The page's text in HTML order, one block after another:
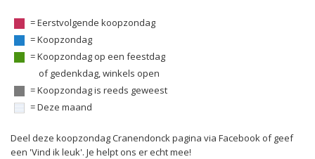
= Eerstvolgende koopzondag
= Koopzondag
= Koopzondag op een feestdag
of gedenkdag, winkels open
= Koopzondag is reeds geweest
= Deze maand
Deel deze koopzondag Cranendonck pagina via Facebook of geef
een 'Vind ik leuk'. Je helpt ons er echt mee!